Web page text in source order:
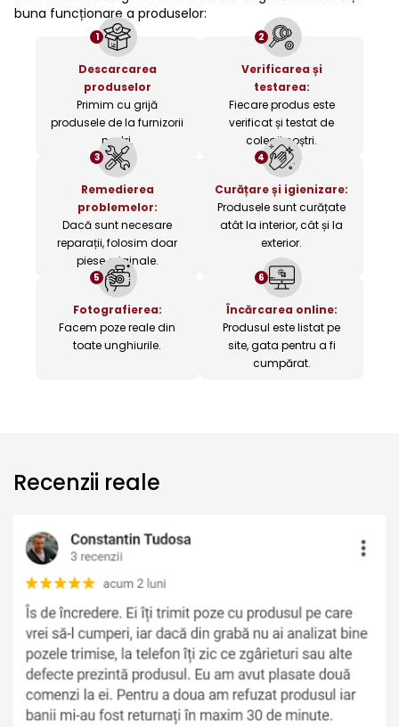
buna funcționare a produselor:
1
Descarcarea
produselor
Primim cu grijă
produsele de la furnizorii
noștri.
2
Verificarea și
testarea:
Fiecare produs este
verificat și testat de
colegii noștri.
3
Remedierea
problemelor:
Dacă sunt necesare
reparații, folosim doar
piese originale.
4
Curățare și igienizare:
Produsele sunt curățate
atât la interior, cât și la
exterior.
5
Fotografierea:
Facem poze reale din
toate unghiurile.
6
Încărcarea online:
Produsul este listat pe
site, gata pentru a fi
cumpărat.
Recenzii reale